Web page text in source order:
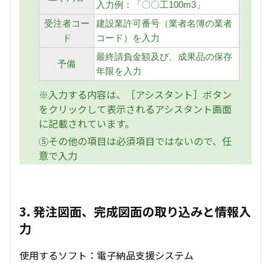
入力例：「〇〇工100m3」
受注者コー
ド
建設業許可番号（業者名簿の業者
コード）を入力
予備
最終請負金額及び、成果品の保存
年限を入力
※入力する内容は、［アシスタント］ボタン
をクリックして表示されるアシスタント画面
に記載されています。
⑤その他の項目は必須項目ではないので、任
意で入力
3. 発注図面、完成図面の取り込みと情報入
力
使用するソフト：電子納品支援システム